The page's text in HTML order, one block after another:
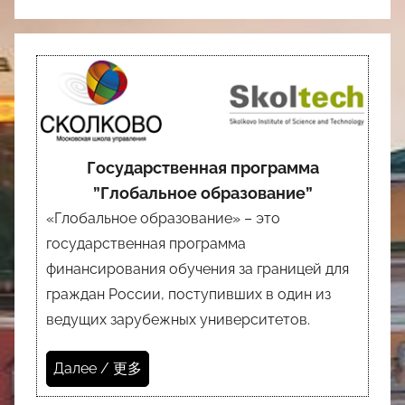
Государственная программа
”Глобальное образование”
«Глобальное образование» – это
государственная программа
финансирования обучения за границей для
граждан России, поступивших в один из
ведущих зарубежных университетов.
Далее / 更多